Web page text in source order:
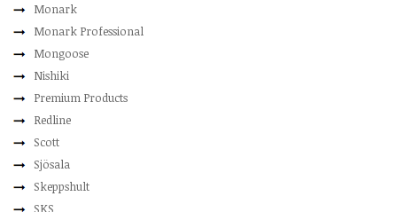
Monark
Monark Professional
Mongoose
Nishiki
Premium Products
Redline
Scott
Sjösala
Skeppshult
SKS